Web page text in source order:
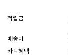
적립금
배송비
카드혜택